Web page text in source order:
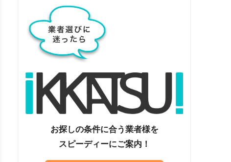
お探しの条件に合う業者様を
スピーディーにご案内！